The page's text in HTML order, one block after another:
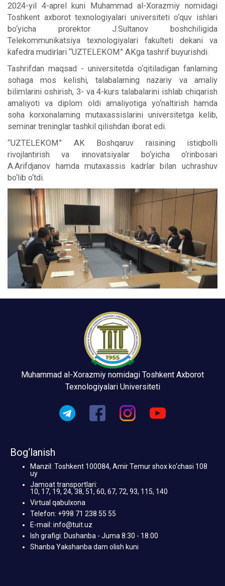
2024-yil 4-aprel kuni Muhammad al-Xorazmiy nomidagi
Toshkent axborot texnologiyalari universiteti o‘quv ishlari
bo‘yicha prorektor J.Sultanov boshchiligida
Telekommunikatsiya texnologiyalari fakulteti dekani va
kafedra mudirlari “UZTELEKOM” AKga tashrif buyurishdi.
Tashrifdan maqsad - universitetda o‘qitiladigan fanlarning
sohaga mos kelishi, talabalarning nazariy va amaliy
bilimlarini oshirish, 3- va 4-kurs talabalarini ishlab chiqarish
amaliyoti va diplom oldi amaliyotiga yo‘naltirish hamda
soha korxonalarning mutaxassislarini universitetga kelib,
seminar treninglar tashkil qilishdan iborat edi.
“UZTELEKOM” AK Boshqaruv raisining istiqbolli
rivojlantirish va innovatsiyalar bo‘yicha o‘rinbosari
A.Arifdjanov hamda mutaxassis kadrlar bilan uchrashuv
bo‘lib o‘tdi.
Muhammad al-Xorazmiy nomidagi Toshkent Axborot
Texnologiyalari Universiteti
Bog‘lanish
Manzil: Toshkent 100084, Amir Temur shox ko‘chasi 108
uy
Jamoat transportlari:
10, 17, 19, 24, 38, 51, 60, 67, 72, 93, 115, 140
Virtual qabulxona
Telefon: +998 71 238 55 55
E-mail: info@tuit.uz
Ish grafigi: Dushanba - Juma 8:30 - 18:00
Shanba Yakshanba dam olish kuni